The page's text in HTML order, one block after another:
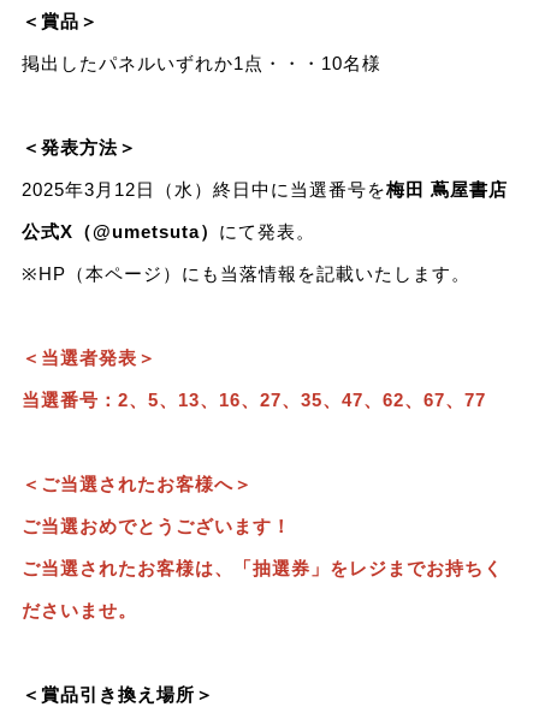
＜賞品＞
掲出したパネルいずれか1点・・・10名様
＜発表方法＞
2025年3月12日（水）終日中に当選番号を梅田 蔦屋書店
公式X（@umetsuta） にて発表。
※HP（本ページ）にも当落情報を記載いたします。
＜当選者発表＞
当選番号：2、5、13、16、27、35、47、62、67、77
＜ご当選されたお客様へ＞
ご当選おめでとうございます！
ご当選されたお客様は、「抽選券」をレジまでお持ちく
ださいませ。
＜賞品引き換え場所＞